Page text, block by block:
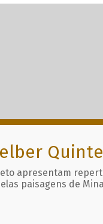
apresentam
paisagens de